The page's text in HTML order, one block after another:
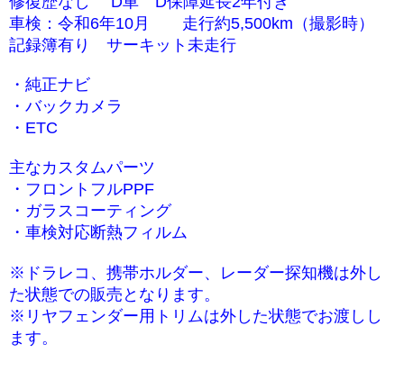
車検：令和6年10月 走行約5,500km（撮影時）
記録簿有り サーキット未走行
・純正ナビ
・バックカメラ
・ETC
主なカスタムパーツ
・フロントフルPPF
・ガラスコーティング
・車検対応断熱フィルム
※ドラレコ、携帯ホルダー、レーダー探知機は外し
た状態での販売となります。
※リヤフェンダー用トリムは外した状態でお渡しし
ます。